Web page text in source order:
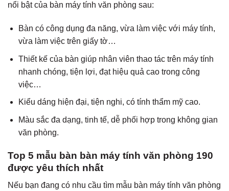
nổi bật của bàn máy tính văn phòng sau:
Bàn có công dụng đa năng, vừa làm việc với máy tính,
vừa làm việc trên giấy tờ…
Thiết kế của bàn giúp nhân viên thao tác trên máy tính
nhanh chóng, tiện lợi, đạt hiệu quả cao trong công
việc…
Kiểu dáng hiện đại, tiện nghi, có tính thẩm mỹ cao.
Màu sắc đa dạng, tinh tế, dễ phối hợp trong không gian
văn phòng.
Top 5 mẫu bàn bàn máy tính văn phòng 190
được yêu thích nhất
Nếu bạn đang có nhu cầu tìm mẫu bàn máy tính văn phòng